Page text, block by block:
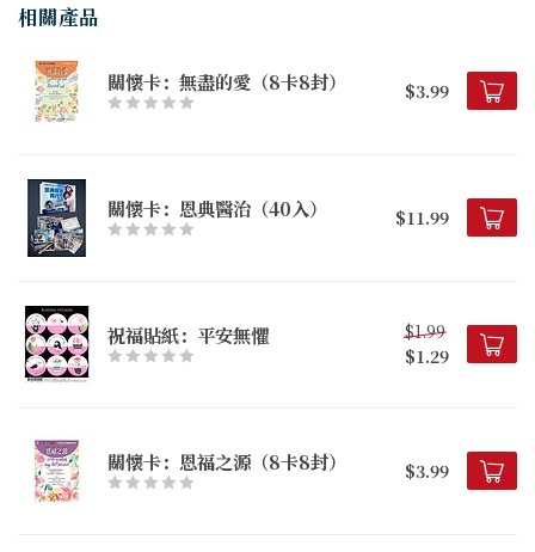
相關產品
關懷卡：無盡的愛（8卡8封） $3.99
關懷卡：恩典醫治（40入） $11.99
祝福貼紙：平安無懼
$1.99
$1.29
關懷卡：恩福之源（8卡8封） $3.99